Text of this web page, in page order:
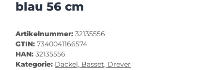
blau 56 cm
Artikelnummer: 32135556
GTIN: 7340041166574
HAN: 32135556
Kategorie: Dackel, Basset, Drever